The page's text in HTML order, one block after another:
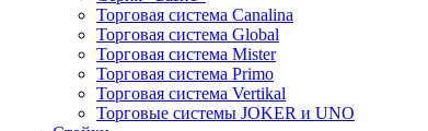
Торговая система Canalina
Торговая система Global
Торговая система Mister
Торговая система Primo
Торговая система Vertikal
Торговые системы JOKER и UNO